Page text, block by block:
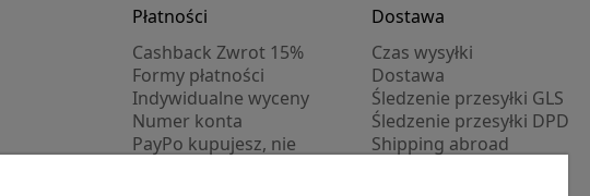
Płatności
Cashback Zwrot 15%
Formy płatności
Indywidualne wyceny
Numer konta
PayPo kupujesz, nie
Dostawa
Czas wysyłki
Dostawa
Śledzenie przesyłki GLS
Śledzenie przesyłki DPD
Shipping abroad